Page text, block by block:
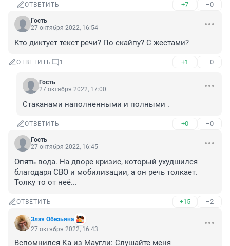
ОТВЕТИТЬ +7 –0
Гость
27 октября 2022, 16:54
Кто диктует текст речи? По скайпу? С жестами?
ОТВЕТИТЬ 1 +1 –0
Гость
27 октября 2022, 17:00
Стаканами наполненными и полными .
ОТВЕТИТЬ +0 –0
Гость
27 октября 2022, 16:45
Опять вода. На дворе кризис, который ухудшился
благодаря СВО и мобилизации, а он речь толкает.
Толку то от неё...
ОТВЕТИТЬ +15 –2
Злая Обезьяна
27 октября 2022, 16:43
Вспомнился Ка из Маугли: Слушайте меня